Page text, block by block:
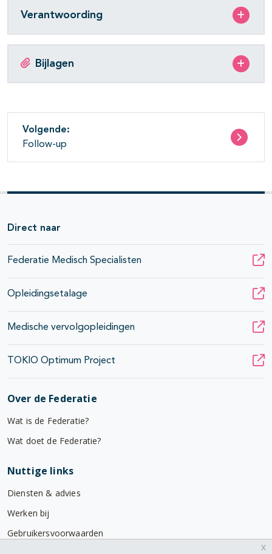
Verantwoording
Bijlagen
Volgende:
Follow-up
Direct naar
Federatie Medisch Specialisten
Opleidingsetalage
Medische vervolgopleidingen
TOKIO Optimum Project
Over de Federatie
Wat is de Federatie?
Wat doet de Federatie?
Nuttige links
Diensten & advies
Werken bij
Gebruikersvoorwaarden
x